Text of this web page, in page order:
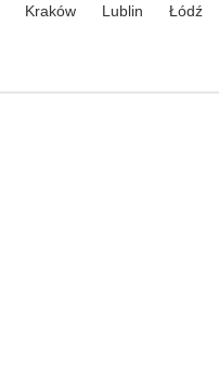
Kraków Lublin Łódź